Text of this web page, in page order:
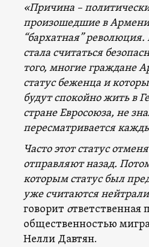
«Причина –
произошедшие в
“бархатная”
стала считаться
того, многие граждане
статус беженца и
будут спокойно жить в
стране Евросоюза, не
пересматривается
Часто этот статус
отправляют назад.
которым статус был
уже считаются
говорит ответственная
общественностью
Нелли Давтян.